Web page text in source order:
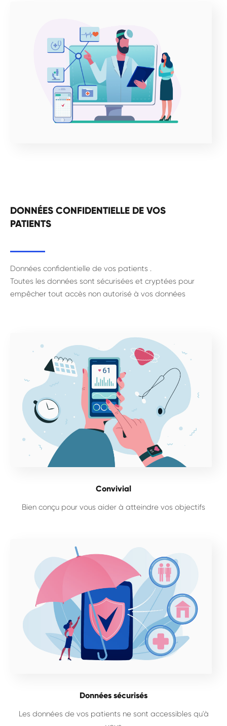
DONNÉES CONFIDENTIELLE DE VOS
PATIENTS
Données confidentielle de vos patients .
Toutes les données sont sécurisées et cryptées pour
empêcher tout accès non autorisé à vos données
Convivial
Bien conçu pour vous aider à atteindre vos objectifs
Données sécurisés
Les données de vos patients ne sont accessibles qu'à